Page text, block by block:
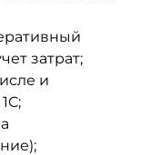
затрат;
и